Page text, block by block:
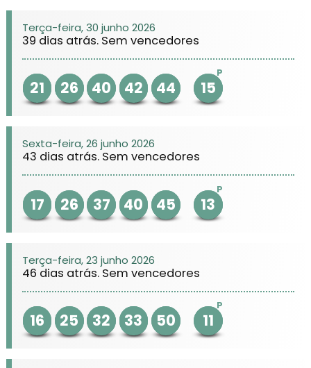
Terça-feira, 30 junho 2026
39 dias atrás. Sem vencedores
21 26 40 42 44
P
15
Sexta-feira, 26 junho 2026
43 dias atrás. Sem vencedores
17 26 37 40 45
P
13
Terça-feira, 23 junho 2026
46 dias atrás. Sem vencedores
16 25 32 33 50
P
11